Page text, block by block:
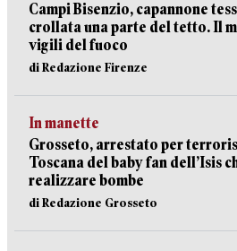
Campi Bisenzio, capannone
crollata una parte del tetto. Il
vigili del fuoco
di Redazione Firenze
In manette
Grosseto, arrestato per
Toscana del baby fan dell’Isis
realizzare bombe
di Redazione Grosseto